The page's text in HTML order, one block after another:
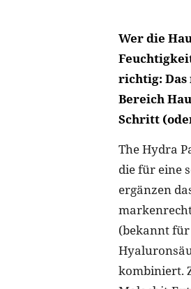
Wer die
richtig: Das
Bereich
Schritt
The Hydra
die für eine
ergänzen
(bekannt
kombiniert.